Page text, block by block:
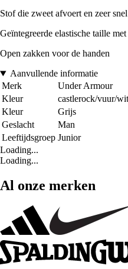
Stof die zweet afvoert en zeer
Geïntegreerde elastische taille
Open zakken voor de handen
Aanvullende informatie
Merk
Under Armour
Kleur
castlerock/vuur/wit
Kleur
Grijs
Geslacht
Man
Leeftijdsgroep Junior
Loading...
Loading...
Al onze merken